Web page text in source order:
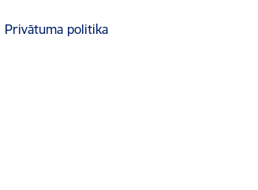
Privātuma politika